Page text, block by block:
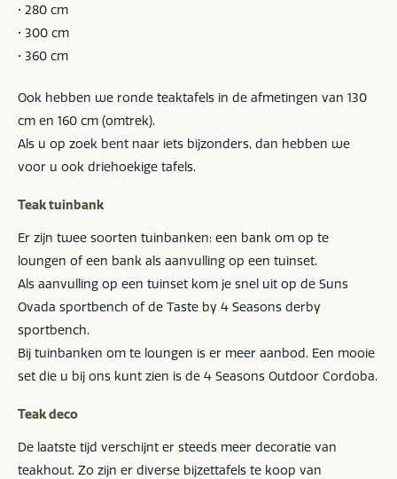
• 280 cm
• 300 cm
• 360 cm
Ook hebben we ronde teaktafels in de afmetingen van 130
cm en 160 cm (omtrek).
Als u op zoek bent naar iets bijzonders, dan hebben we
voor u ook driehoekige tafels.
Teak tuinbank
Er zijn twee soorten tuinbanken: een bank om op te
loungen of een bank als aanvulling op een tuinset.
Als aanvulling op een tuinset kom je snel uit op de Suns
Ovada sportbench of de Taste by 4 Seasons derby
sportbench.
Bij tuinbanken om te loungen is er meer aanbod. Een mooie
set die u bij ons kunt zien is de 4 Seasons Outdoor Cordoba.
Teak deco
De laatste tijd verschijnt er steeds meer decoratie van
teakhout. Zo zijn er diverse bijzettafels te koop van